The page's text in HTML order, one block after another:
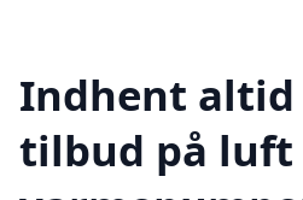
Indhent altid
tilbud på